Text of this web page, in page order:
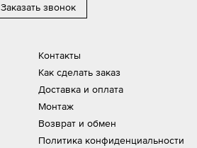
Контакты
Как сделать заказ
Доставка и оплата
Монтаж
Возврат и обмен
Политика конфиденциальности
Заказать звонок